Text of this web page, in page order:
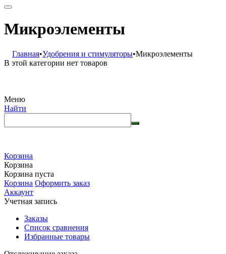
Микроэлементы
Главная•Удобрения и стимуляторы•Микроэлементы
В этой категории нет товаров
Меню
Найти
Корзина
Корзина
Корзина пуста
Корзина Оформить заказ
Аккаунт
Учетная запись
Заказы
Список сравнения
Избранные товары